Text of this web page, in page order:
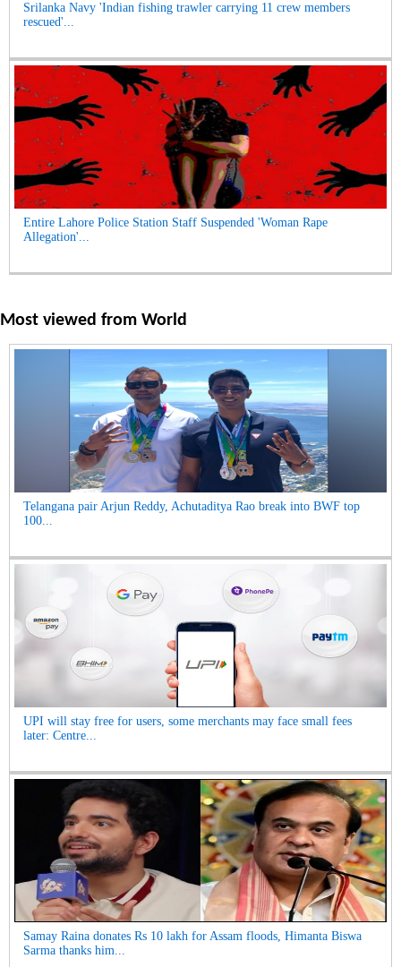
Srilanka Navy 'Indian fishing trawler carrying 11 crew members
rescued'...
Entire Lahore Police Station Staff Suspended 'Woman Rape
Allegation'...
Most viewed from World
Telangana pair Arjun Reddy, Achutaditya Rao break into BWF top
100...
UPI will stay free for users, some merchants may face small fees
later: Centre...
Samay Raina donates Rs 10 lakh for Assam floods, Himanta Biswa
Sarma thanks him...